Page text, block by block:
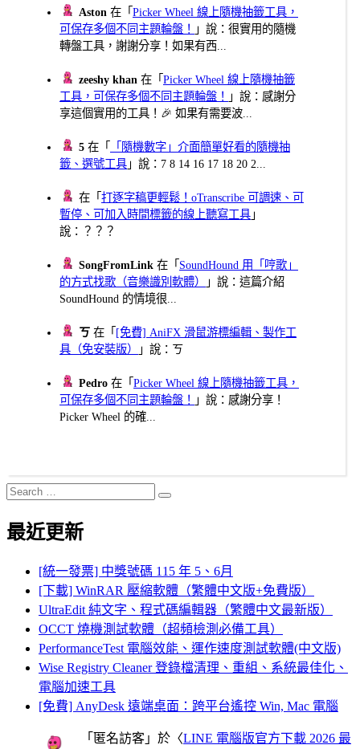
Aston 在「Picker Wheel 線上隨機抽籤工具，
可保存多個不同主題輪盤！
」說：很實用的隨機
轉盤工具，謝謝分享！如果有西...
zeeshy khan 在「Picker Wheel 線上隨機抽籤
工具，可保存多個不同主題輪盤！
」說：感謝分
享這個實用的工具！🎉 如果有需要波...
5 在「
「隨機數字」介面簡單好看的隨機抽
籤、選號工具 」說：7 8 14 16 17 18 20 2...
在「打逐字稿更輕鬆！oTranscribe 可調速、可
暫停、可加入時間標籤的線上聽寫工具 」
說：？？？
SongFromLink 在「 SoundHound 用「哼歌」
的方式找歌（音樂識別軟體）
」說：這篇介紹
SoundHound 的情境很...
ㄎ 在「 [免費] AniFX 滑鼠游標編輯、製作工
具（免安裝版）
」說：ㄎ
Pedro 在「Picker Wheel 線上隨機抽籤工具，
可保存多個不同主題輪盤！
」說：感謝分享！
Picker Wheel 的確...
Search
for:
Search
最近更新
[統一發票] 中獎號碼 115 年 5、6月
[下載] WinRAR 壓縮軟體（繁體中文版+免費版）
UltraEdit 純文字、程式碼編輯器（繁體中文最新版）
OCCT 燒機測試軟體（超頻檢測必備工具）
PerformanceTest 電腦效能、運作速度測試軟體(中文版)
Wise Registry Cleaner 登錄檔清理、重組、系統最佳化、
電腦加速工具
[免費] AnyDesk 遠端桌面：跨平台遙控 Win, Mac 電腦
「 匿名訪客 」於〈LINE 電腦版官方下載 2026 最